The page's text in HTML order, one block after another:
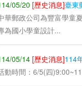
05/20 [歷史消息]臺東
華郵政公司為豐富學童
為國小學童設計...
05/14 [歷史消息]114
動時間：6/5(四